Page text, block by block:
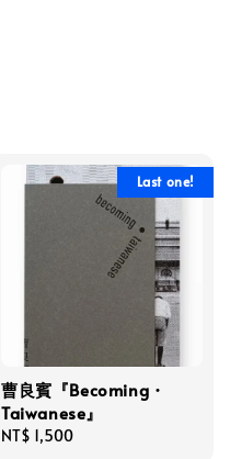
Last one!
曹良賓『Becoming・
Taiwanese』
Regular
NT$ 1,500